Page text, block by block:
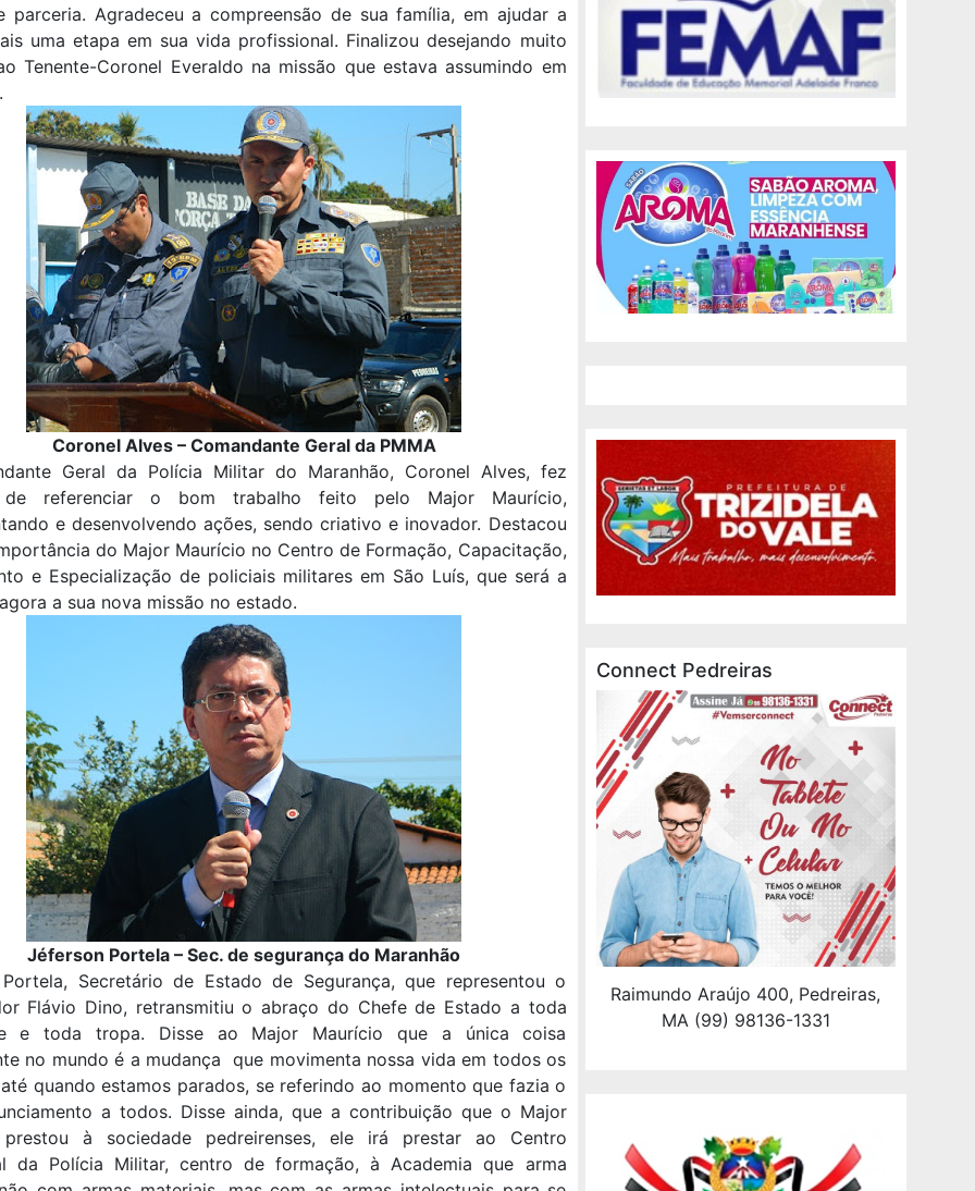
parceria. Agradeceu a compreensão de sua família, em ajudar a
uma etapa em sua vida profissional. Finalizou desejando muito
Tenente-Coronel Everaldo na missão que estava assumindo em
Coronel Alves – Comandante Geral da PMMA
Geral da Polícia Militar do Maranhão, Coronel Alves, fez
de referenciar o bom trabalho feito pelo Major Maurício,
e desenvolvendo ações, sendo criativo e inovador. Destacou
do Major Maurício no Centro de Formação, Capacitação,
e Especialização de policiais militares em São Luís, que será a
a sua nova missão no estado.
Jéferson Portela – Sec. de segurança do Maranhão
Secretário de Estado de Segurança, que representou o
Flávio Dino, retransmitiu o abraço do Chefe de Estado a toda
e toda tropa. Disse ao Major Maurício que a única coisa
no mundo é a mudança que movimenta nossa vida em todos os
quando estamos parados, se referindo ao momento que fazia o
a todos. Disse ainda, que a contribuição que o Major
prestou à sociedade pedreirenses, ele irá prestar ao Centro
da Polícia Militar, centro de formação, à Academia que arma
Connect Pedreiras
Raimundo Araújo 400, Pedreiras,
MA (99) 98136-1331